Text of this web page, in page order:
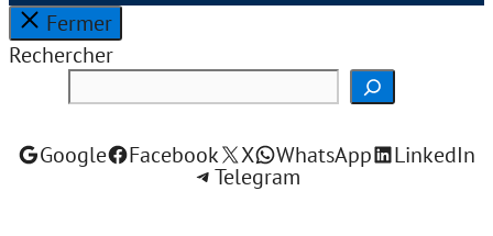
Fermer
Rechercher
Google Facebook X WhatsApp LinkedIn
Telegram